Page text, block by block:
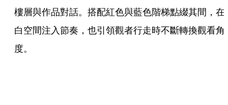
樓層與作品對話。搭配紅色與藍色階梯點綴其間，在
白空間注入節奏，也引領觀者行走時不斷轉換觀看角
度。